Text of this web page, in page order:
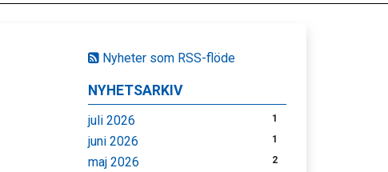
Nyheter som RSS-flöde
NYHETSARKIV
juli 2026 1
juni 2026 1
maj 2026 2